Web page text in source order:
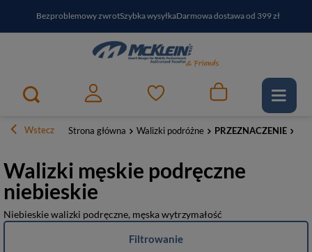
Bezproblemowy zwrotSzybka wysyłkaDarmowa dostawa od 399 zł
PayPo - kup i zapłać za30 dniZapisz się do newslettera i odbierz RABAT
Wstecz Strona główna Walizki podróżne PRZEZNACZENIE
Walizki męskie podręczne
niebieskie
Niebieskie walizki podręczne, męska wytrzymałość
Filtrowanie